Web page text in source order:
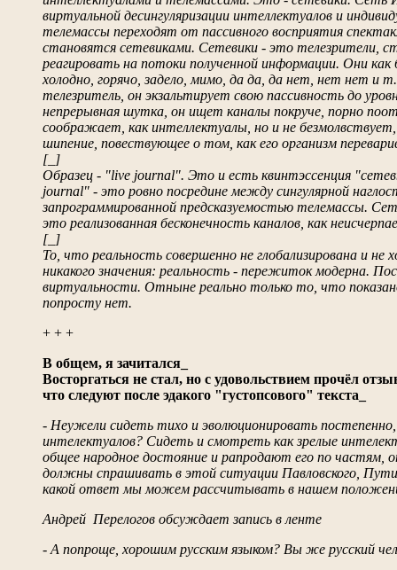
виртуальной десингуляризации интеллектуалов и
телемассы переходят от пассивного восприятия
становятся сетевиками. Сетевики - это телезрители,
реагировать на потоки полученной информации. Они
холодно, горячо, задело, мимо, да да, да нет, нет нет и
телезритель, он экзальтирует свою пассивность до
непрерывная шутка, он ищет каналы покруче, порно
соображает, как интеллектуалы, но и не
шипение, повествующее о том, как его организм
[_]
Образец - "live journal". Это и есть квинтэссенция
journal" - это ровно посредине между сингулярной
запрограммированной предсказуемостью телемассы.
это реализованная бесконечность каналов, как
[_]
То, что реальность совершенно не глобализирована и
никакого значения: реальность - пережиток модерна.
виртуальности. Отныне реально только то, что
попросту нет.
+ + +
В общем, я зачитался_
Восторгаться не стал, но с удовольствием прочёл
что следуют после эдакого "густопсового" текста_
- Неужели сидеть тихо и эволюционировать
интелектуалов? Сидеть и смотреть как зрелые
общее народное достояние и рапродают его по частям,
должны спрашивать в этой ситуации Павловского,
какой ответ мы можем рассчитывать в нашем
Андрей Перелогов обсуждает запись в ленте
- А попроще, хорошим русским языком? Вы же русский